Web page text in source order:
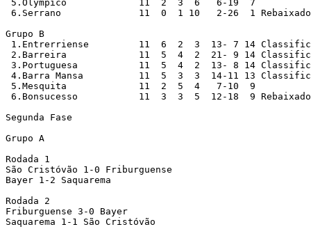
5.Olympico		11  2  3  6   6-19  7
6.Serrano		11  0  1 10   2-26  1 Rebaixado
Grupo B
1.Entrerriense		11  6  2  3  13- 7 14 Classificado
2.Barreira		11  5  4  2  21- 9 14 Classificado
3.Portuguesa		11  5  4  2  13- 8 14 Classificado
4.Barra Mansa		11  5  3  3  14-11 13 Classificado
5.Mesquita		11  2  5  4   7-10  9
6.Bonsucesso		11  3  3  5  12-18  9 Rebaixado
Segunda Fase
Grupo A
Rodada 1
São Cristóvão 1-0 Friburguense
Bayer 1-2 Saquarema
Rodada 2
Friburguense 3-0 Bayer
Saquarema 1-1 São Cristóvão